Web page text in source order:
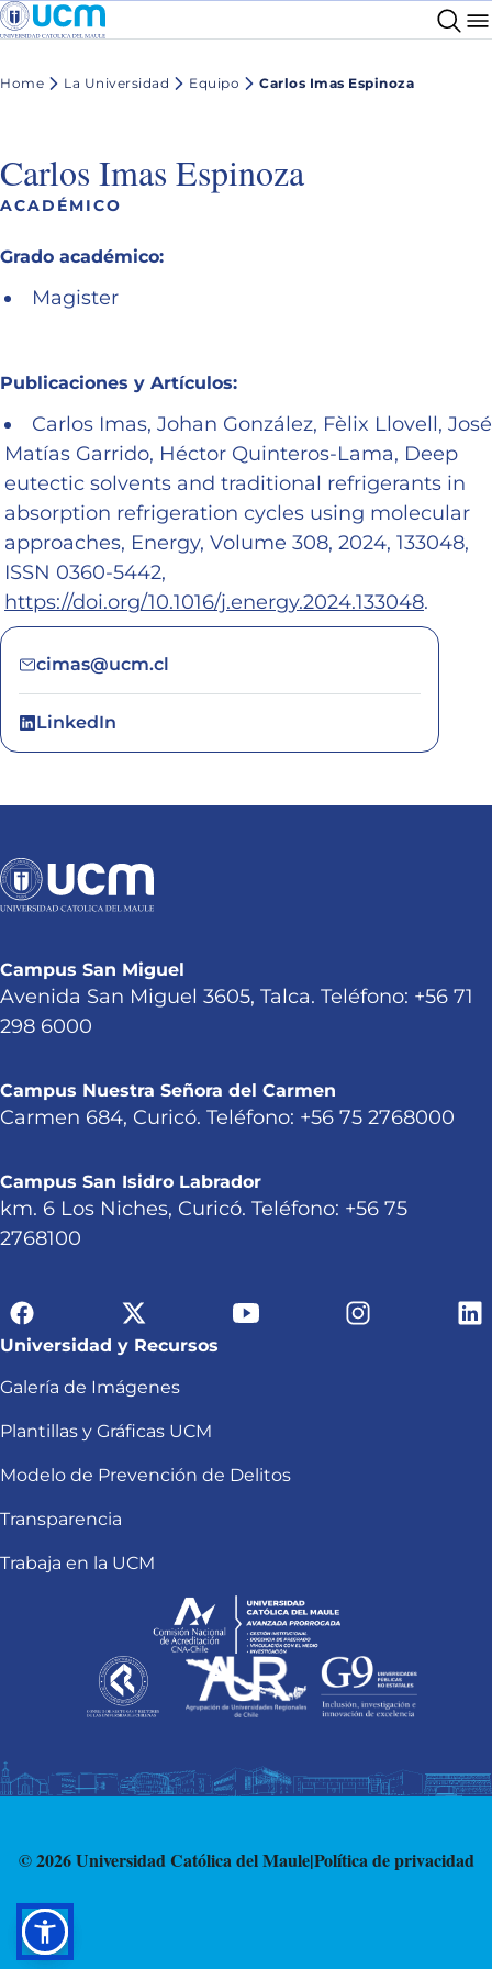
Home La Universidad Equipo Carlos Imas Espinoza
Carlos Imas Espinoza
ACADÉMICO
Grado académico:
Magister
Publicaciones y Artículos:
Carlos Imas, Johan González, Fèlix Llovell, José
Matías Garrido, Héctor Quinteros-Lama, Deep
eutectic solvents and traditional refrigerants in
absorption refrigeration cycles using molecular
approaches, Energy, Volume 308, 2024, 133048,
ISSN 0360-5442,
https://doi.org/10.1016/j.energy.2024.133048.
cimas@ucm.cl
LinkedIn
Campus San Miguel
Avenida San Miguel 3605, Talca. Teléfono: +56 71
298 6000
Campus Nuestra Señora del Carmen
Carmen 684, Curicó. Teléfono: +56 75 2768000
Campus San Isidro Labrador
km. 6 Los Niches, Curicó. Teléfono: +56 75
2768100
Universidad y Recursos
Galería de Imágenes
Plantillas y Gráficas UCM
Modelo de Prevención de Delitos
Transparencia
Trabaja en la UCM
© 2026 Universidad Católica del Maule|Política de privacidad